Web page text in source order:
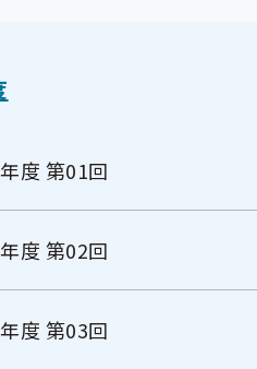
度 第01回
度 第02回
度 第03回